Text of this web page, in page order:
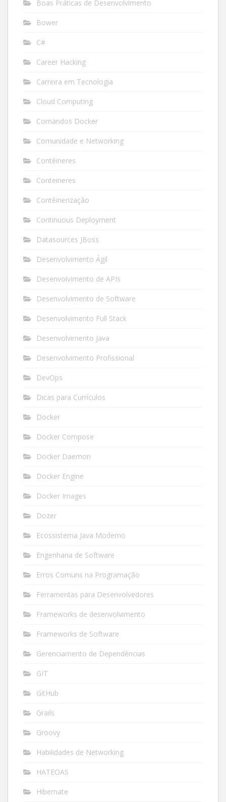
Boas Práticas de Desenvolvimento
Bower
C#
Career Hacking
Carreira em Tecnologia
Cloud Computing
Comandos Docker
Comunidade e Networking
Contêineres
Conteineres
Contêinerização
Continuous Deployment
Datasources JBoss
Desenvolvimento Ágil
Desenvolvimento de APIs
Desenvolvimento de Software
Desenvolvimento Full Stack
Desenvolvimento Java
Desenvolvimento Profissional
DevOps
Dicas para Currículos
Docker
Docker Compose
Docker Daemon
Docker Engine
Docker Images
Dozer
Ecossistema Java Moderno
Engenharia de Software
Erros Comuns na Programação
Ferramentas para Desenvolvedores
Frameworks de desenvolvimento
Frameworks de Software
Gerenciamento de Dependências
GIT
GitHub
Grails
Groovy
Habilidades de Networking
HATEOAS
Hibernate